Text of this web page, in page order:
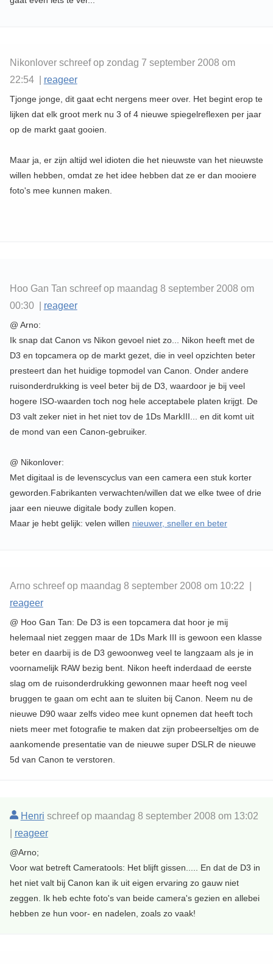
Nikonlover schreef op zondag 7 september 2008 om
22:54 | reageer
Tjonge jonge, dit gaat echt nergens meer over. Het begint erop te
lijken dat elk groot merk nu 3 of 4 nieuwe spiegelreflexen per jaar
op de markt gaat gooien.
Maar ja, er zijn altijd wel idioten die het nieuwste van het nieuwste
willen hebben, omdat ze het idee hebben dat ze er dan mooiere
foto's mee kunnen maken.
Hoo Gan Tan schreef op maandag 8 september 2008 om
00:30 | reageer
@ Arno:
Ik snap dat Canon vs Nikon gevoel niet zo... Nikon heeft met de
D3 en topcamera op de markt gezet, die in veel opzichten beter
presteert dan het huidige topmodel van Canon. Onder andere
ruisonderdrukking is veel beter bij de D3, waardoor je bij veel
hogere ISO-waarden toch nog hele acceptabele platen krijgt. De
D3 valt zeker niet in het niet tov de 1Ds MarkIII... en dit komt uit
de mond van een Canon-gebruiker.
@ Nikonlover:
Met digitaal is de levenscyclus van een camera een stuk korter
geworden.Fabrikanten verwachten/willen dat we elke twee of drie
jaar een nieuwe digitale body zullen kopen.
Maar je hebt gelijk: velen willen nieuwer, sneller en beter
Arno schreef op maandag 8 september 2008 om 10:22 |
reageer
@ Hoo Gan Tan: De D3 is een topcamera dat hoor je mij
helemaal niet zeggen maar de 1Ds Mark III is gewoon een klasse
beter en daarbij is de D3 gewoonweg veel te langzaam als je in
voornamelijk RAW bezig bent. Nikon heeft inderdaad de eerste
slag om de ruisonderdrukking gewonnen maar heeft nog veel
bruggen te gaan om echt aan te sluiten bij Canon. Neem nu de
nieuwe D90 waar zelfs video mee kunt opnemen dat heeft toch
niets meer met fotografie te maken dat zijn probeerseltjes om de
aankomende presentatie van de nieuwe super DSLR de nieuwe
5d van Canon te verstoren.
Henri schreef op maandag 8 september 2008 om 13:02
reageer
@Arno;
Voor wat betreft Cameratools: Het blijft gissen..... En dat de D3 in
het niet valt bij Canon kan ik uit eigen ervaring zo gauw niet
zeggen. Ik heb echte foto's van beide camera's gezien en allebei
hebben ze hun voor- en nadelen, zoals zo vaak!